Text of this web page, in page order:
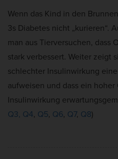
Wenn das Kind in den
3s Diabetes nicht „kurieren“.
man aus Tierversuchen, dass
stark verbessert. Weiter zeigt
schlechter Insulinwirkung
aufweisen und dass ein
Insulinwirkung
Q3, Q4, Q5, Q6, Q7, Q8)